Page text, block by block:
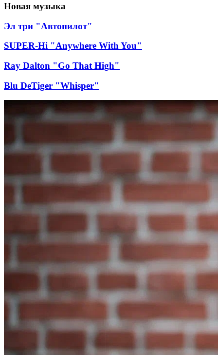
Новая музыка
Эл три "Автопилот"
SUPER-Hi "Anywhere With You"
Ray Dalton "Go That High"
Blu DeTiger "Whisper"